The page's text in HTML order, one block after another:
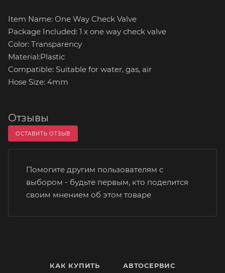
Item Name: One Way Check Valve
Package Included: 1 x one way check valve
Color: Transparency
Material:Plastic
Compatible: Suitable for water, gas, air
Hose Size: 4mm
Отзывы
ОСТАВИТЬ ОТЗЫВ
Помогите другим пользователям с
выбором - будьте первым, кто поделится
своим мнением об этом товаре
КАК КУПИТЬ АВТОСЕРВИС